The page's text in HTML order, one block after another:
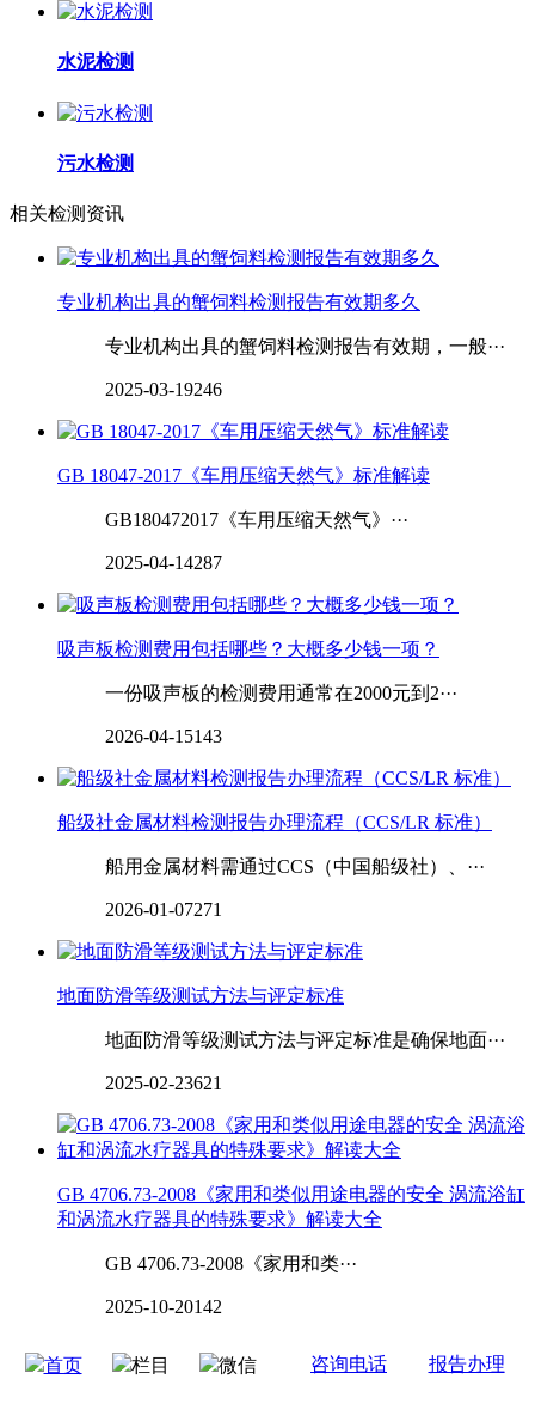
水泥检测
污水检测
相关检测资讯
专业机构出具的‌‌‌‌蟹饲料检测报告有效期多久
专业机构出具的蟹饲料检测报告有效期，一般···
2025-03-19246
GB 18047-2017《车用压缩天然气》标准解读
GB180472017《车用压缩天然气》···
2025-04-14287
‌‌吸声板检测费用包括哪些？大概多少钱一项？
一份吸声板的检测费用通常在2000元到2···
2026-04-15143
船级社金属材料检测报告办理流程（CCS/LR 标准）
船用金属材料需通过CCS（中国船级社）、···
2026-01-07271
地面防滑等级测试方法与评定标准
地面防滑等级测试方法与评定标准是确保地面···
2025-02-23621
GB 4706.73-2008《家用和类似用途电器的安全 涡流浴缸
和涡流水疗器具的特殊要求》解读大全
GB 4706.73-2008《家用和类···
2025-10-20142
首页 栏目 微信 咨询电话 报告办理